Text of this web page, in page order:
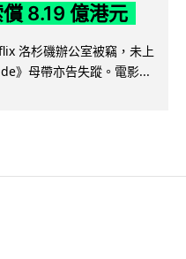
8.19 億港元
洛杉磯辦公室被竊，未上
》母帶亦告失蹤。電影...